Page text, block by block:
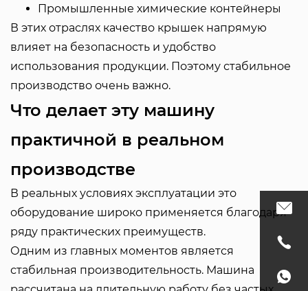
Промышленные химические контейнеры
В этих отраслях качество крышек напрямую
влияет на безопасность и удобство
использования продукции. Поэтому стабильное
производство очень важно.
Что делает эту машину
практичной в реальном
производстве
В реальных условиях эксплуатации это
оборудование широко применяется благодаря
ряду практических преимуществ.
Одним из главных моментов является
стабильная производительность. Машина